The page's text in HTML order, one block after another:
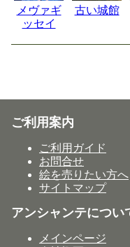
メヴァギ
ッセイ
古い城館
ご利用案内
ご利用ガイド
お問合せ
絵を売りたい方へ
サイトマップ
アンシャンテについ
メインページ